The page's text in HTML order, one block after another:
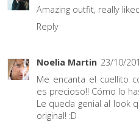
Amazing outfit, really
Reply
Noelia Martin 23/10/
Me encanta el cuellito
es precioso!! Cómo lo
Le queda genial al look
original! :D